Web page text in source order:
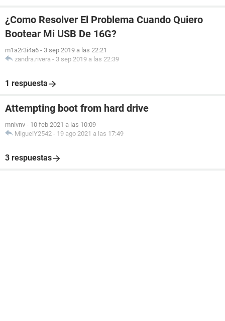
¿Como Resolver El Problema Cuando Quiero
Bootear Mi USB De 16G?
m1a2r3i4a6 - 3 sep 2019 a las 22:21
zandra.rivera - 3 sep 2019 a las 22:39
1 respuesta
Attempting boot from hard drive
mnlvnv - 10 feb 2021 a las 10:09
MiguelY2542 - 19 ago 2021 a las 17:49
3 respuestas